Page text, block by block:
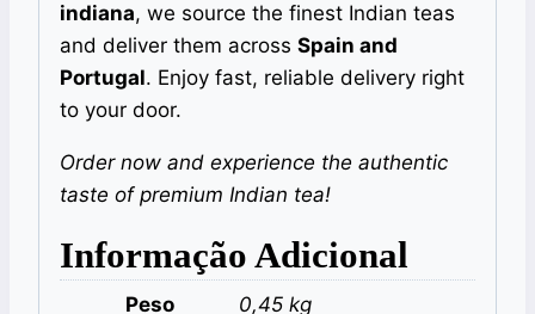
indiana, we source the finest Indian teas
and deliver them across Spain and
Portugal. Enjoy fast, reliable delivery right
to your door.
Order now and experience the authentic
taste of premium Indian tea!
Informação Adicional
Peso 0,45 kg